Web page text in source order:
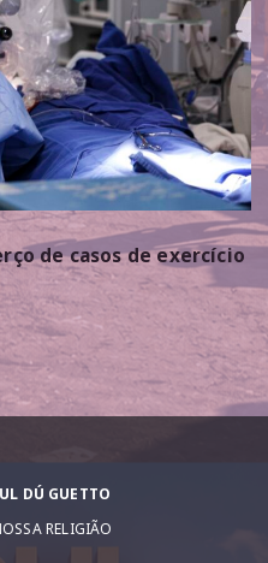
de casos de exercício
DÚ GUETTO
RELIGIÃO